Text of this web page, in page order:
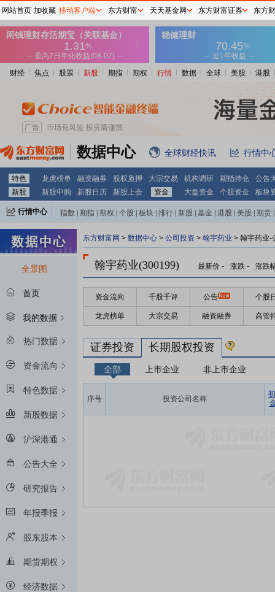
财经 焦点 股票 新股 期指 期权 行情 数据 全球 美股 港股
数据中心 全球财经快讯 行情中
特色 龙虎榜单 融资融券 股权质押 大宗交易 机构调研 期指持仓
公告
新股
新股申购 新股日历 新股上会 资金 大盘资金 个股资金 板块
行情中心 指数 期指 期权 个股 板块 排行 新股 基金 港股 美股 期货
全景图
首页
我的数据
热门数据
资金流向
特色数据
新股数据
沪深港通
公告大全
研究报告
年报季报
股东股本
期货期权
经济数据
东方财富网 > 数据中心 > 公司投资 > 翰宇药业 > 翰宇药业-
翰宇药业(300199) 最新价 - 涨跌 - 涨跌
资金流向 千股千评 公告 个股
龙虎榜单 大宗交易 融资融券 高管
证券投资 长期股权投资
全部 上市企业 非上市企业
序号 投资公司名称
网站首页 加收藏 移动客户端 东方财富 天天基金网 东方财富证券 东方